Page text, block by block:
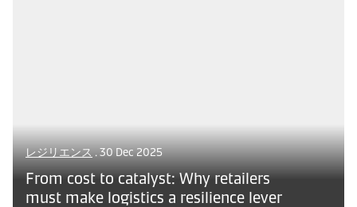
レジリエンス. 30 Dec 2025
From cost to catalyst: Why retailers
must make logistics a resilience lever